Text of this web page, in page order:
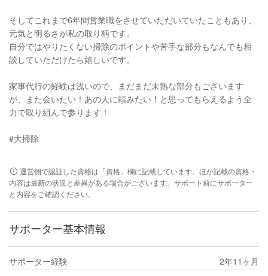
そしてこれまで6年間営業職をさせていただいていたこともあり、
元気と明るさが私の取り柄です。
自分ではやりたくない掃除のポイントや苦手な部分もなんでも相
談していただけたら嬉しいです。
家事代行の経験は浅いので、まだまだ未熟な部分もございます
が、また会いたい！あの人に頼みたい！と思ってもらえるよう全
力で取り組んで参ります！
#大掃除
運営側で認証した資格は「資格」欄に記載しています。ほか記載の資格・
内容は最新の状況と差異がある場合がございます。サポート前にサポーター
と内容をご確認ください。
サポーター基本情報
サポーター経験 2年11ヶ月